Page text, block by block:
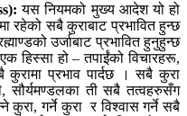
यस नियमको मुख्य आदेश यो हो
रहेको सबै कुराबाट प्रभावित हुन्छ
उर्जाबाट प्रभावित हुनुहुन्छ
हिस्सा हो – तपाईंको विचारहरू,
प्रभाव पार्दछ । सबै कुरा
सौर्यमण्डलका ती सबै तत्वहरुसँग
गर्ने कुरा र विश्वास गर्ने सबै